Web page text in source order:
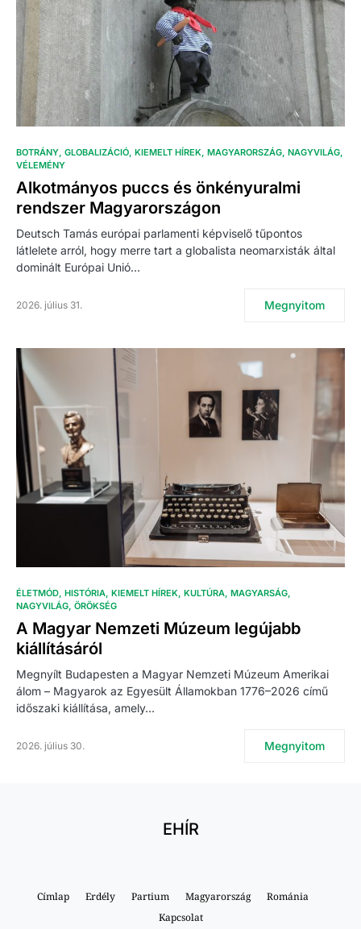
BOTRÁNY GLOBALIZÁCIÓ KIEMELT HÍREK MAGYARORSZÁG NAGYVILÁG
VÉLEMÉNY
Alkotmányos puccs és önkényuralmi
rendszer Magyarországon
Deutsch Tamás európai parlamenti képviselő tűpontos
látlelete arról, hogy merre tart a globalista neomarxisták által
dominált Európai Unió…
2026. július 31. Megnyitom
ÉLETMÓD HISTÓRIA KIEMELT HÍREK KULTÚRA MAGYARSÁG
NAGYVILÁG ÖRÖKSÉG
A Magyar Nemzeti Múzeum legújabb
kiállításáról
Megnyílt Budapesten a Magyar Nemzeti Múzeum Amerikai
álom – Magyarok az Egyesült Államokban 1776–2026 című
időszaki kiállítása, amely…
2026. július 30. Megnyitom
EHÍR
Címlap Erdély Partium Magyarország
Románia
Kapcsolat